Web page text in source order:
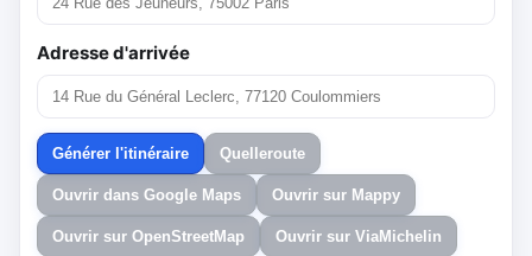
Adresse d'arrivée
Générer l'itinéraire Quelleroute
Ouvrir dans Google Maps Ouvrir sur Mappy
Ouvrir sur OpenStreetMap Ouvrir sur ViaMichelin